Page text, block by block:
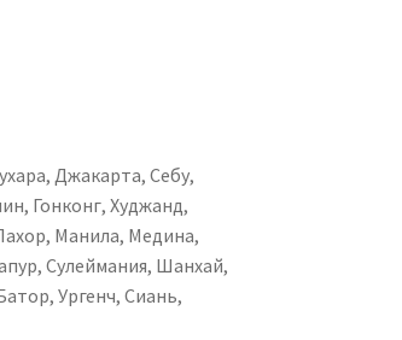
Джакарта, Себу,
Гонконг, Худжанд,
Манила, Медина,
Сулеймания, Шанхай,
Ургенч, Сиань,